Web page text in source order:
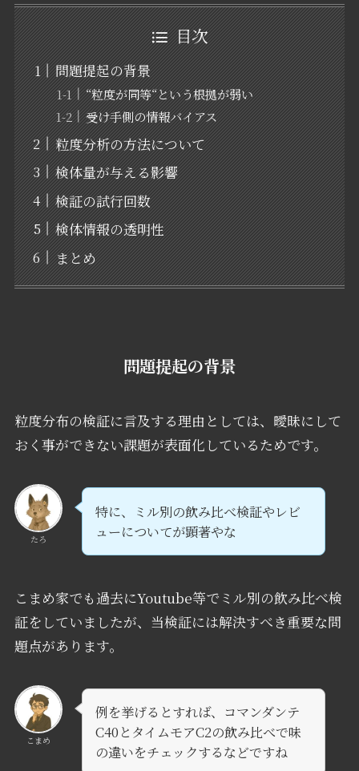
目次
問題提起の背景
“粒度が同等“という根拠が弱い
受け手側の情報バイアス
粒度分析の方法について
検体量が与える影響
検証の試行回数
検体情報の透明性
まとめ
問題提起の背景
粒度分布の検証に言及する理由としては、曖昧にして
おく事ができない課題が表面化しているためです。
たろ
特に、ミル別の飲み比べ検証やレビ
ューについてが顕著やな
こまめ家でも過去にYoutube等でミル別の飲み比べ検
証をしていましたが、当検証には解決すべき重要な問
題点があります。
こまめ
例を挙げるとすれば、コマンダンテ
C40とタイムモアC2の飲み比べで味
の違いをチェックするなどですね